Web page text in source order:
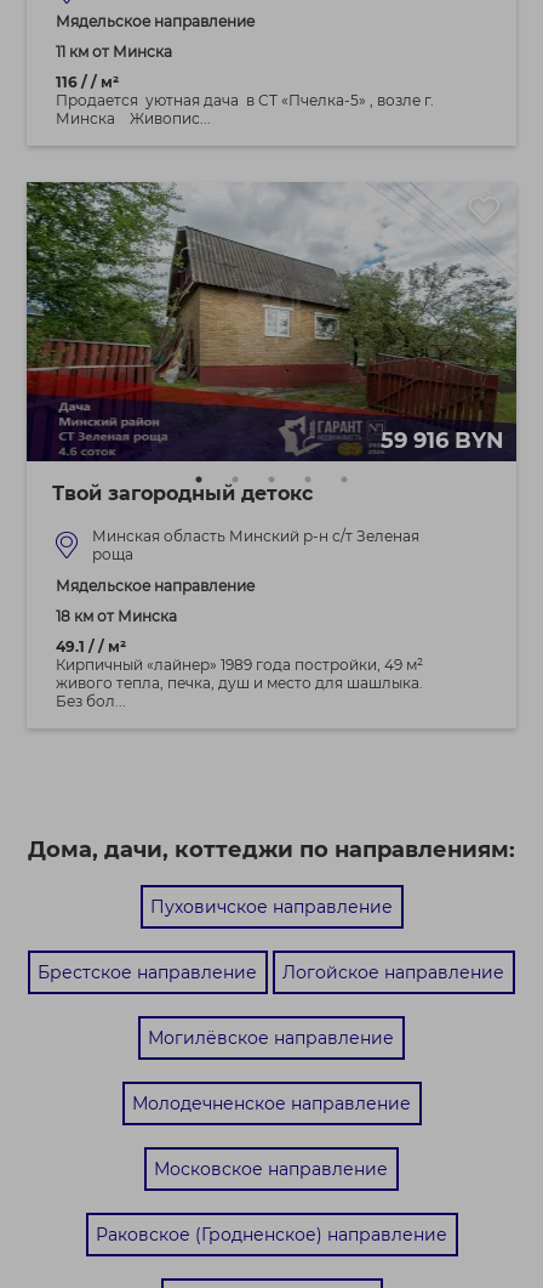
Мядельское направление
11 км от Минска
116 / / м²
Продается уютная дача в СТ «Пчелка-5» , возле г.
Минска Живопис...
59 916 BYN
Твой загородный детокс
Минская область Минский р-н с/т Зеленая
роща
Мядельское направление
18 км от Минска
49.1 / / м²
Кирпичный «лайнер» 1989 года постройки, 49 м²
живого тепла, печка, душ и место для шашлыка.
Без бол...
Дома, дачи, коттеджи по направлениям:
Пуховичское направление
Брестское направление Логойское направление
Могилёвское направление
Молодечненское направление
Московское направление
Раковское (Гродненское) направление